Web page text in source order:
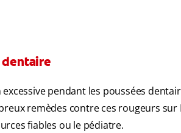
dentaire
pendant les poussées
remèdes contre ces rougeurs sur
fiables ou le pédiatre.